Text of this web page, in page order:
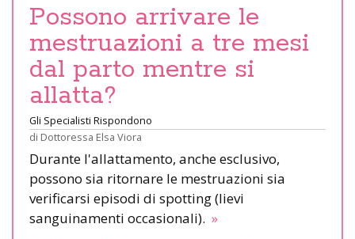
Possono arrivare le
mestruazioni a tre mesi
dal parto mentre si
allatta?
Gli Specialisti Rispondono
di Dottoressa Elsa Viora
Durante l'allattamento, anche esclusivo,
possono sia ritornare le mestruazioni sia
verificarsi episodi di spotting (lievi
sanguinamenti occasionali). »